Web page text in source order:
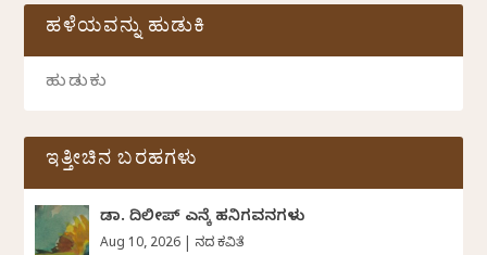
ಹಳೆಯವನ್ನು ಹುಡುಕಿ
ಇತ್ತೀಚಿನ ಬರಹಗಳು
ಡಾ. ದಿಲೀಪ್ ಎನ್ಕೆ ಹನಿಗವನಗಳು
Aug 10, 2026 ದಿನದ ಕವಿತೆ